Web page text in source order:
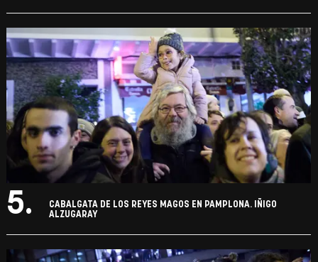
5.
CABALGATA DE LOS REYES MAGOS EN PAMPLONA. IÑIGO
ALZUGARAY